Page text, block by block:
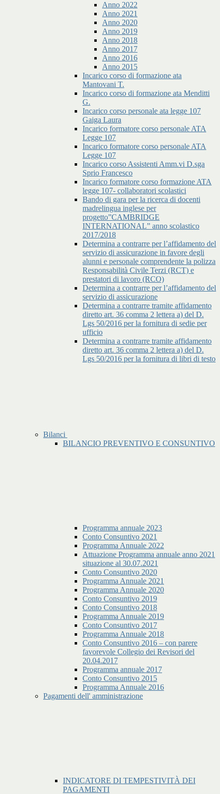
Anno 2022
Anno 2021
Anno 2020
Anno 2019
Anno 2018
Anno 2017
Anno 2016
Anno 2015
Incarico corso di formazione ata
Mantovani T.
Incarico corso di formazione ata Menditti
G.
Incarico corso personale ata legge 107
Gaiga Laura
Incarico formatore corso personale ATA
Legge 107
Incarico formatore corso personale ATA
Legge 107
Incarico corso Assistenti Amm.vi D.sga
Sprio Francesco
Incarico formatore corso formazione ATA
legge 107- collaboratori scolastici
Bando di gara per la ricerca di docenti
madrelingua inglese per
progetto”CAMBRIDGE
INTERNATIONAL” anno scolastico
2017/2018
Determina a contrarre per l’affidamento del
servizio di assicurazione in favore degli
alunni e personale comprendente la polizza
Responsabilità Civile Terzi (RCT) e
prestatori di lavoro (RCO)
Determina a contrarre per l’affidamento del
servizio di assicurazione
Determina a contrarre tramite affidamento
diretto art. 36 comma 2 lettera a) del D.
Lgs 50/2016 per la fornitura di sedie per
ufficio
Determina a contrarre tramite affidamento
diretto art. 36 comma 2 lettera a) del D.
Lgs 50/2016 per la fornitura di libri di testo
Bilanci
BILANCIO PREVENTIVO E CONSUNTIVO
Programma annuale 2023
Conto Consuntivo 2021
Programma Annuale 2022
Attuazione Programma annuale anno 2021
situazione al 30.07.2021
Conto Consuntivo 2020
Programma Annuale 2021
Programma Annuale 2020
Conto Consuntivo 2019
Conto Consuntivo 2018
Programma Annuale 2019
Conto Consuntivo 2017
Programma Annuale 2018
Conto Consuntivo 2016 – con parere
favorevole Collegio dei Revisori del
20.04.2017
Programma annuale 2017
Conto Consuntivo 2015
Programma Annuale 2016
Pagamenti dell' amministrazione
INDICATORE DI TEMPESTIVITÀ DEI
PAGAMENTI